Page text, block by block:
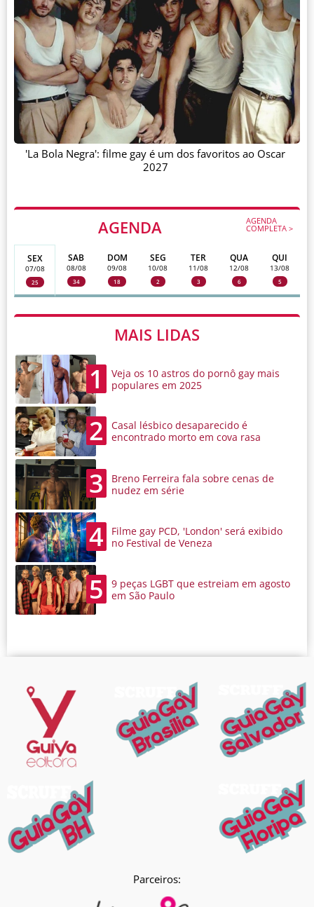
AGENDA AGENDA
COMPLETA >
SEX
07/08
25
SAB
08/08
34
DOM
09/08
18
SEG
10/08
2
TER
11/08
3
QUA
12/08
6
QUI
13/08
5
MAIS LIDAS
1
Veja os 10 astros do pornô gay mais
populares em 2025
2
Casal lésbico desaparecido é
encontrado morto em cova rasa
3
Breno Ferreira fala sobre cenas de
nudez em série
4
Filme gay PCD, 'London' será exibido
no Festival de Veneza
5
9 peças LGBT que estreiam em agosto
em São Paulo
'La Bola Negra': filme gay é um dos favoritos ao Oscar
2027
Parceiros: